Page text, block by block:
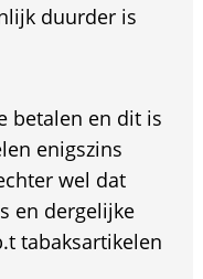
duurder is
betalen en dit is
enigszins
wel dat
en dergelijke
tabaksartikelen